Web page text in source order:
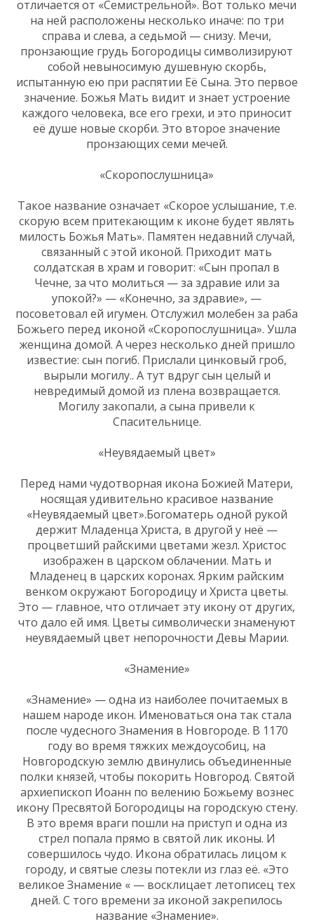
отличается от «Семистрельной». Вот только мечи
на ней расположены несколько иначе: по три
справа и слева, а седьмой — снизу. Мечи,
пронзающие грудь Богородицы символизируют
собой невыносимую душевную скорбь,
испытанную ею при распятии Её Сына. Это первое
значение. Божья Мать видит и знает устроение
каждого человека, все его грехи, и это приносит
её душе новые скорби. Это второе значение
пронзающих семи мечей.
«Скоропослушница»
Такое название означает «Скорое услышание, т.е.
скорую всем притекающим к иконе будет являть
милость Божья Мать». Памятен недавний случай,
связанный с этой иконой. Приходит мать
солдатская в храм и говорит: «Сын пропал в
Чечне, за что молиться — за здравие или за
упокой?» — «Конечно, за здравие», —
посоветовал ей игумен. Отслужил молебен за раба
Божьего перед иконой «Скоропослушница». Ушла
женщина домой. А через несколько дней пришло
известие: сын погиб. Прислали цинковый гроб,
вырыли могилу.. А тут вдруг сын целый и
невредимый домой из плена возвращается.
Могилу закопали, а сына привели к
Спасительнице.
«Неувядаемый цвет»
Перед нами чудотворная икона Божией Матери,
носящая удивительно красивое название
«Неувядаемый цвет».Богоматерь одной рукой
держит Младенца Христа, в другой у неё —
процветший райскими цветами жезл. Христос
изображен в царском облачении. Мать и
Младенец в царских коронах. Ярким райским
венком окружают Богородицу и Христа цветы.
Это — главное, что отличает эту икону от других,
что дало ей имя. Цветы символически знаменуют
неувядаемый цвет непорочности Девы Марии.
«Знамение»
«Знамение» — одна из наиболее почитаемых в
нашем народе икон. Именоваться она так стала
после чудесного Знамения в Новгороде. В 1170
году во время тяжких междоусобиц, на
Новгородскую землю двинулись объединенные
полки князей, чтобы покорить Новгород. Святой
архиепископ Иоанн по велению Божьему вознес
икону Пресвятой Богородицы на городскую стену.
В это время враги пошли на приступ и одна из
стрел попала прямо в святой лик иконы. И
совершилось чудо. Икона обратилась лицом к
городу, и святые слезы потекли из глаз её. «Это
великое Знамение « — восклицает летописец тех
дней. С того времени за иконой закрепилось
название «Знамение».